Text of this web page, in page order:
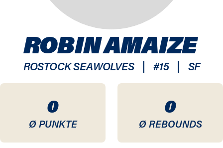
0
Ø PUNKTE
0
Ø REBOUNDS
ROBIN AMAIZE
ROSTOCK SEAWOLVES | #15 | SF